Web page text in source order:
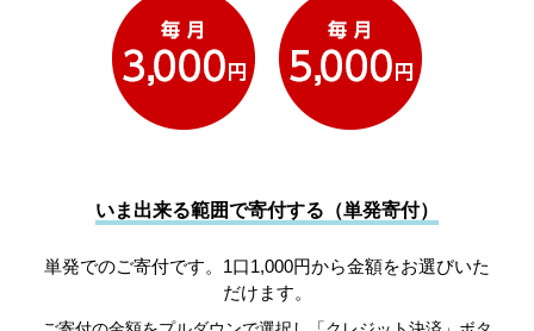
いま出来る範囲で寄付する（単発寄付）
単発でのご寄付です。1口1,000円から金額をお選びいた
だけます。